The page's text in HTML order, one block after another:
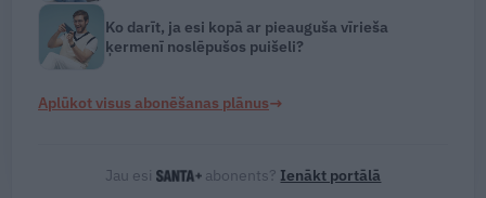
Ko darīt, ja esi kopā ar pieauguša vīrieša
ķermenī noslēpušos puišeli?
Aplūkot visus abonēšanas plānus→
Jau esi abonents? Ienākt portālā